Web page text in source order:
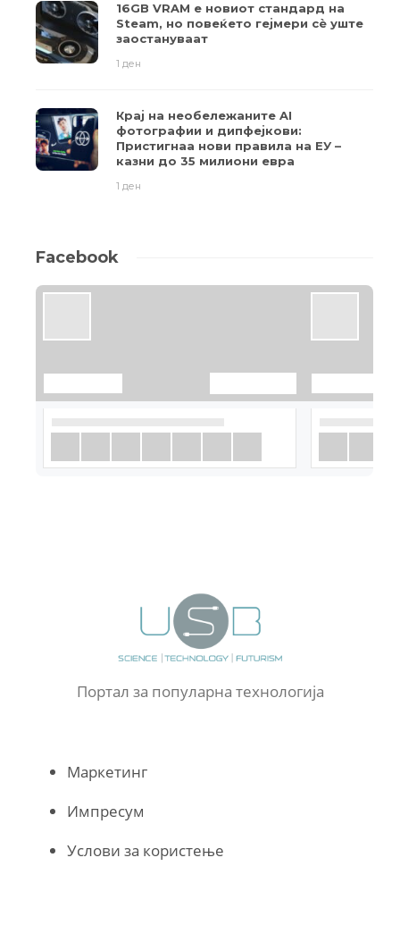
16GB VRAM е новиот стандард на
Steam, но повеќето гејмери ​​сè уште
заостануваат
1 ден
Крај на необележаните AI
фотографии и дипфејкови:
Пристигнаа нови правила на ЕУ –
казни до 35 милиони евра
1 ден
Facebook
Портал за популарна технологија
Маркетинг
Импресум
Услови за користење